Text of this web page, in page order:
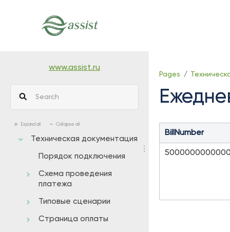
assistive.skiplink.to.header.menu
assistive.skiplink.to.quick.search
www.assist.ru
Expand all Collapse all
Техническая документация
Порядок подключения
Схема проведения
платежа
Типовые сценарии
Страница оплаты
Pages
BillNumber